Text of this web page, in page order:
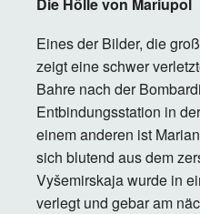
Eines der Bilder, die
zeigt eine schwer
Bahre nach der
Entbindungsstation in
einem anderen ist
sich blutend aus dem
Vyšemirskaja wurde in
verlegt und gebar am